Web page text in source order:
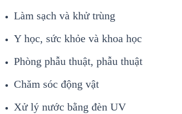
Làm sạch và khử trùng
Y học, sức khỏe và khoa học
Phòng phẫu thuật, phẫu thuật
Chăm sóc động vật
Xử lý nước bằng đèn UV